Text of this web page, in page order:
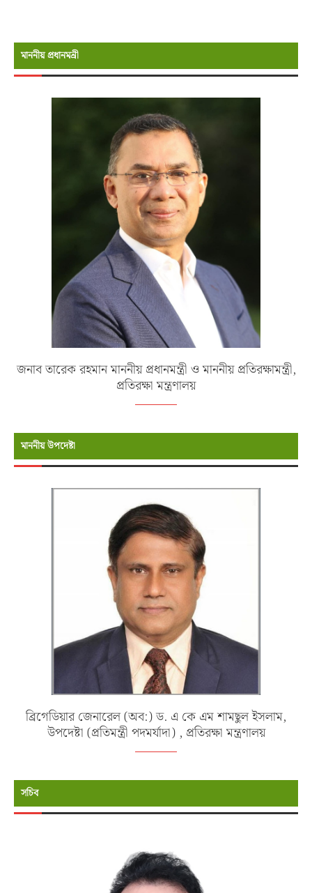
মাননীয় প্রধানমন্রী
জনাব তারেক রহমান মাননীয় প্রধানমন্ত্রী ও মাননীয় প্রতিরক্ষামন্ত্রী,
প্রতিরক্ষা মন্ত্রণালয়
মাননীয় উপদেষ্টা
ব্রিগেডিয়ার জেনারেল (অব:) ড. এ কে এম শামছুল ইসলাম,
উপদেষ্টা (প্রতিমন্ত্রী পদমর্যাদা) , প্রতিরক্ষা মন্ত্রণালয়
সচিব